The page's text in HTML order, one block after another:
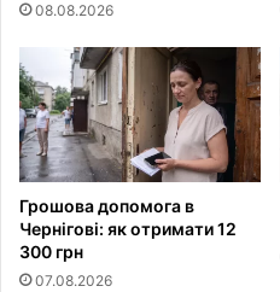
08.08.2026
Грошова допомога в
Чернігові: як отримати 12
300 грн
07.08.2026